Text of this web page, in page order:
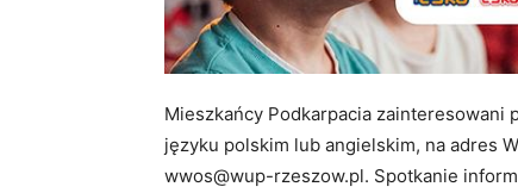
Mieszkańcy Podkarpacia zainteresowani
języku polskim lub angielskim, na adres
wwos@wup-rzeszow.pl. Spotkanie